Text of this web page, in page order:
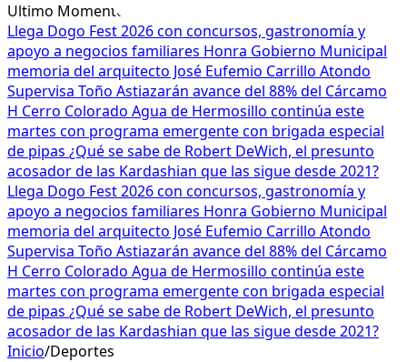
Ultimo Momento
Llega Dogo Fest 2026 con concursos, gastronomía y
apoyo a negocios familiares Honra Gobierno Municipal
memoria del arquitecto José Eufemio Carrillo Atondo
Supervisa Toño Astiazarán avance del 88% del Cárcamo
H Cerro Colorado Agua de Hermosillo continúa este
martes con programa emergente con brigada especial
de pipas ¿Qué se sabe de Robert DeWich, el presunto
acosador de las Kardashian que las sigue desde 2021?
Llega Dogo Fest 2026 con concursos, gastronomía y
apoyo a negocios familiares Honra Gobierno Municipal
memoria del arquitecto José Eufemio Carrillo Atondo
Supervisa Toño Astiazarán avance del 88% del Cárcamo
H Cerro Colorado Agua de Hermosillo continúa este
martes con programa emergente con brigada especial
de pipas ¿Qué se sabe de Robert DeWich, el presunto
acosador de las Kardashian que las sigue desde 2021?
Inicio/Deportes